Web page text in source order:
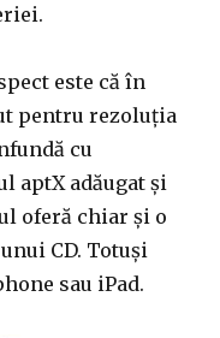
este că în
pentru rezoluția
cu
aptX adăugat și
oferă chiar și o
CD. Totuși
sau iPad.